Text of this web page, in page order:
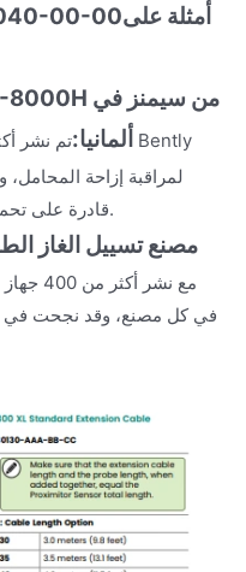
00-00أمثلة على
ألمانيا:
قادرة على تحمل بيئات البخار حتى 650 درجة مئوية.
مصنع تسييل الغاز
في كل مصنع، وقد نجحت في